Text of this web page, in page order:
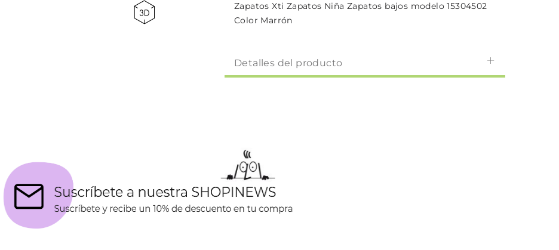
Zapatos Xti Zapatos Niña Zapatos bajos modelo 15304502
Color Marrón
Detalles del producto